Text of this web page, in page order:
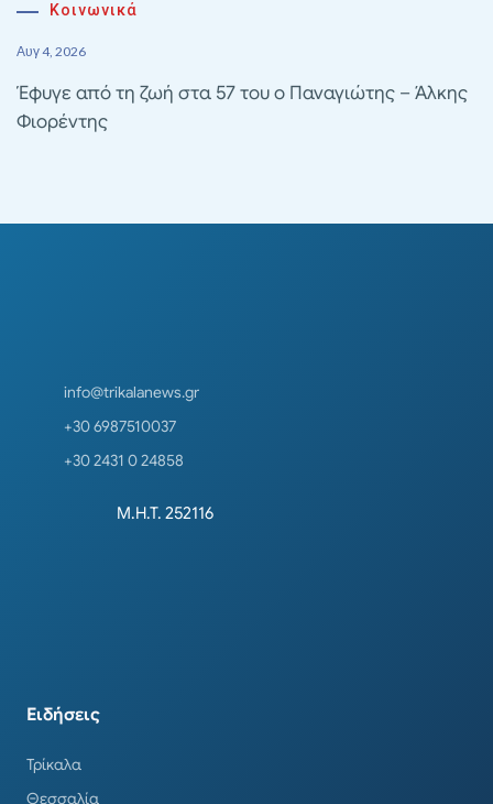
Κοινωνικά
Αυγ 4, 2026
Έφυγε από τη ζωή στα 57 του ο Παναγιώτης – Άλκης
Φιορέντης
info@trikalanews.gr
+30 6987510037
+30 2431 0 24858
Μ.Η.Τ. 252116
Ειδήσεις
Τρίκαλα
Θεσσαλία